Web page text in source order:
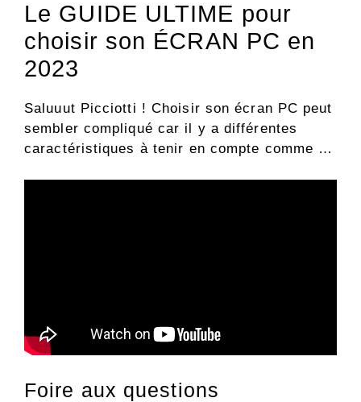
Le GUIDE ULTIME pour
choisir son ÉCRAN PC en
2023
Saluuut Picciotti ! Choisir son écran PC peut
sembler compliqué car il y a différentes
caractéristiques à tenir en compte comme …
Foire aux questions